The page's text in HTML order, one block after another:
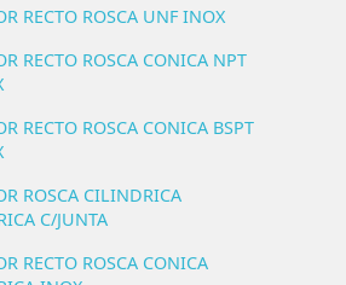
RECTO ROSCA UNF INOX
RECTO ROSCA CONICA NPT
RECTO ROSCA CONICA BSPT
ROSCA CILINDRICA
C/JUNTA
RECTO ROSCA CONICA